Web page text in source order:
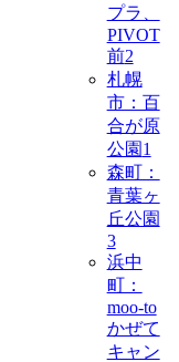
プラ、
PIVOT
前2
札幌
市：百
合が原
公園 1
森町：
青葉ヶ
丘公園
3
浜中
町：
moo-to
かぜて
キャン